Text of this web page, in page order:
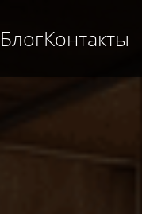
БлогКонтакты